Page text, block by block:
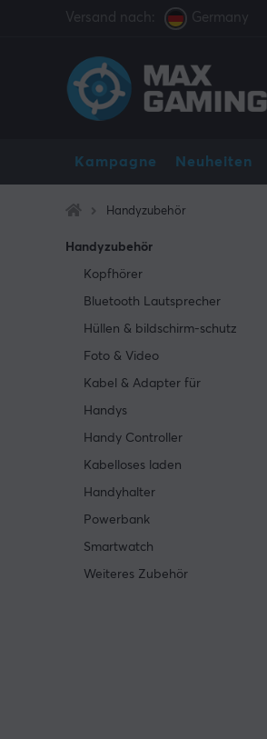
Versand nach: Germany
Kampagne Neuheiten
Handyzubehör
Handyzubehör
Kopfhörer
Bluetooth Lautsprecher
Hüllen & bildschirm-schutz
Foto & Video
Kabel & Adapter für
Handys
Handy Controller
Kabelloses laden
Handyhalter
Powerbank
Smartwatch
Weiteres Zubehör